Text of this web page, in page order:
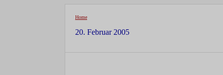
Home
20. Februar 2005